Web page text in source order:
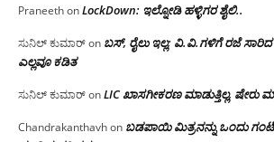
PraneethonLockDown: ಇಲ್ನೋಡಿ ಹಳ್ಳಿಗರ ಶೈಲಿ..
ಸುನಿಲ್ ಕುಮಾರ್on ಬಸ್, ರೈಲು ಇಲ್ಲ; ವಿ.ವಿ.ಗಳಿಗೆ ರಜೆ ಸಾರಿದ
ಎಲ್ಲವೂ ಕಡಿತ
ಸುನಿಲ್ ಕುಮಾರ್onLIC ಖಾಸಗೀಕರಣ ಮಾಡುತ್ತಿಲ್ಲ, ಷೇರು
Chandrakanthavhon ಬಡಪಾಯಿ ಮಿತ್ರನನ್ನು ಒಂದು ಗಂಟೆ